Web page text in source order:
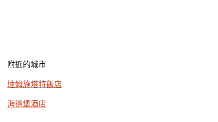
附近的城市
達姆施塔特飯店
海德堡酒店